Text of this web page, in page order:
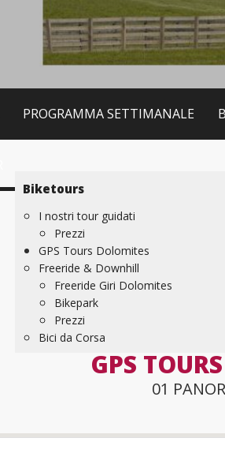
PROGRAMMA SETTIMANALE
Biketours
I nostri tour guidati
Prezzi
GPS Tours Dolomites
Freeride & Downhill
Freeride Giri Dolomites
Bikepark
Prezzi
Bici da Corsa
GPS
01